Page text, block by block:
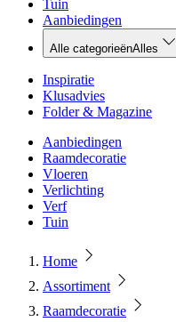
Tuin
Aanbiedingen
Alle categorieënAlles
Inspiratie
Klusadvies
Folder & Magazine
Aanbiedingen
Raamdecoratie
Vloeren
Verlichting
Verf
Tuin
Home
Assortiment
Raamdecoratie